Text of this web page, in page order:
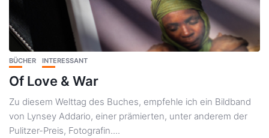
BÜCHER INTERESSANT
Of Love & War
Zu diesem Welttag des Buches, empfehle ich ein Bildband
von Lynsey Addario, einer prämierten, unter anderem der
Pulitzer-Preis, Fotografin....